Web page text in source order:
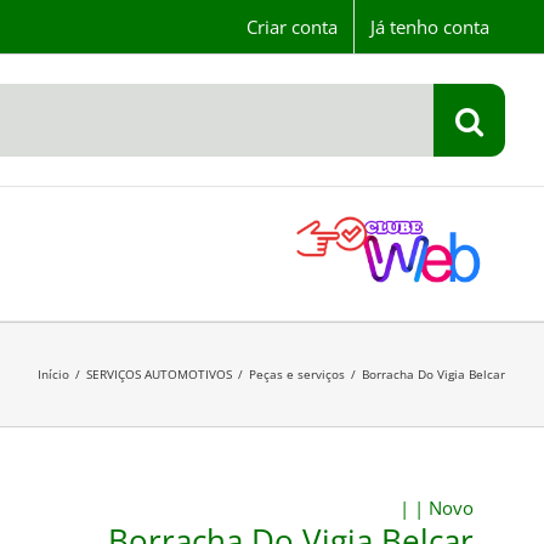
Criar conta Já tenho conta
Início / SERVIÇOS AUTOMOTIVOS / Peças e serviços / Borracha Do Vigia Belcar
| | Novo